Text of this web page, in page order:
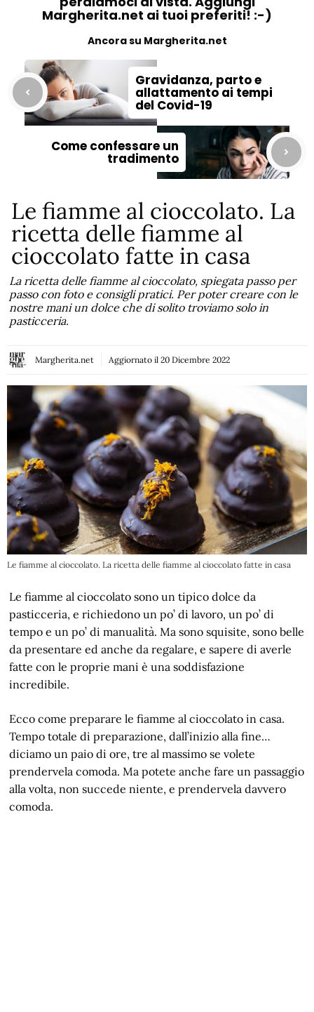
Margherita.net ai tuoi preferiti! :-)
Ancora su Margherita.net
Gravidanza, parto e
allattamento ai tempi
del Covid-19
Come confessare un
tradimento
Le fiamme al cioccolato. La
ricetta delle fiamme al
cioccolato fatte in casa
La ricetta delle fiamme al cioccolato, spiegata passo per
passo con foto e consigli pratici. Per poter creare con le
nostre mani un dolce che di solito troviamo solo in
pasticceria.
Margherita.net Aggiornato il 20 Dicembre 2022
Le fiamme al cioccolato. La ricetta delle fiamme al cioccolato fatte in casa
Le fiamme al cioccolato sono un tipico dolce da
pasticceria, e richiedono un po’ di lavoro, un po’ di
tempo e un po’ di manualità. Ma sono squisite, sono belle
da presentare ed anche da regalare, e sapere di averle
fatte con le proprie mani è una soddisfazione
incredibile.
Ecco come preparare le fiamme al cioccolato in casa.
Tempo totale di preparazione, dall’inizio alla fine…
diciamo un paio di ore, tre al massimo se volete
prendervela comoda. Ma potete anche fare un passaggio
alla volta, non succede niente, e prendervela davvero
comoda.